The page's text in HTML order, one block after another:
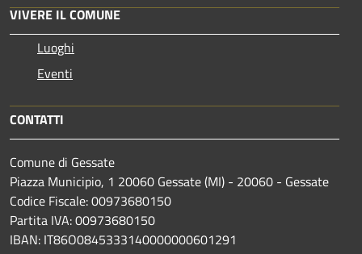
VIVERE IL COMUNE
Luoghi
Eventi
CONTATTI
Comune di Gessate
Piazza Municipio, 1 20060 Gessate (MI) - 20060 - Gessate
Codice Fiscale: 00973680150
Partita IVA: 00973680150
IBAN: IT86O0845333140000000601291